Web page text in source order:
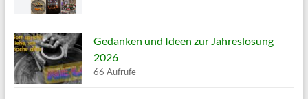
Gedanken und Ideen zur Jahreslosung
2026
66 Aufrufe